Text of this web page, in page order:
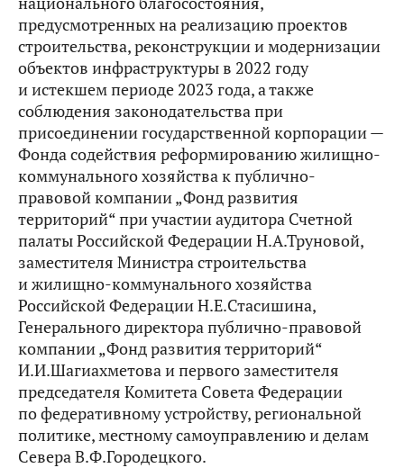
предусмотренных на реализацию проектов
строительства, реконструкции и модернизации
объектов инфраструктуры в 2022 году
и истекшем периоде 2023 года, а также
соблюдения законодательства при
присоединении государственной корпорации —
Фонда содействия реформированию жилищно-
коммунального хозяйства к публично-
правовой компании „Фонд развития
территорий“ при участии аудитора Счетной
палаты Российской Федерации Н.А.Труновой,
заместителя Министра строительства
и жилищно-коммунального хозяйства
Российской Федерации Н.Е.Стасишина,
Генерального директора публично-правовой
компании „Фонд развития территорий“
И.И.Шагиахметова и первого заместителя
председателя Комитета Совета Федерации
по федеративному устройству, региональной
политике, местному самоуправлению и делам
Севера В.Ф.Городецкого.